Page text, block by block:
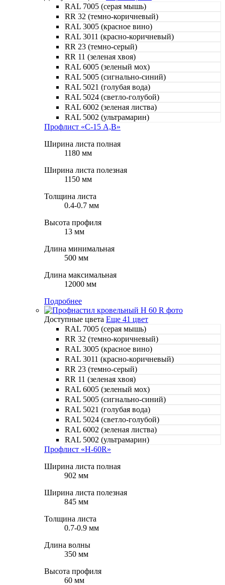
RAL 7005 (серая мышь)
RR 32 (темно-коричневый)
RAL 3005 (красное вино)
RAL 3011 (красно-коричневый)
RR 23 (темно-серый)
RR 11 (зеленая хвоя)
RAL 6005 (зеленый мох)
RAL 5005 (сигнально-синий)
RAL 5021 (голубая вода)
RAL 5024 (светло-голубой)
RAL 6002 (зеленая листва)
RAL 5002 (ультрамарин)
Профлист «С-15 A,B»
Ширина листа полная
1180 мм
Ширина листа полезная
1150 мм
Толщина листа
0.4-0.7 мм
Высота профиля
13 мм
Длина минимальная
500 мм
Длина максимальная
12000 мм
Подробнее
Доступные цвета Еще 41 цвет
RAL 7005 (серая мышь)
RR 32 (темно-коричневый)
RAL 3005 (красное вино)
RAL 3011 (красно-коричневый)
RR 23 (темно-серый)
RR 11 (зеленая хвоя)
RAL 6005 (зеленый мох)
RAL 5005 (сигнально-синий)
RAL 5021 (голубая вода)
RAL 5024 (светло-голубой)
RAL 6002 (зеленая листва)
RAL 5002 (ультрамарин)
Профлист «Н-60R»
Ширина листа полная
902 мм
Ширина листа полезная
845 мм
Толщина листа
0.7-0.9 мм
Длина волны
350 мм
Высота профиля
60 мм